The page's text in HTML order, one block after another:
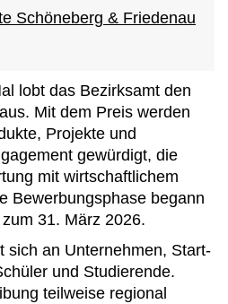
Schöneberg & Friedenau
lobt das Bezirksamt den
Mit dem Preis werden
Projekte und
gewürdigt, die
mit wirtschaftlichem
Bewerbungsphase begann
31. März 2026.
sich an Unternehmen, Start-
und Studierende.
teilweise regional